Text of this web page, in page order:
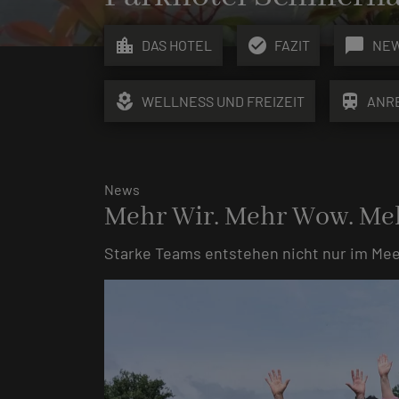
location_city DAS HOTEL check_circle FAZIT chat_bubble
local_florist WELLNESS UND FREIZEIT train
News
Mehr Wir. Mehr Wow.
Starke Teams entstehen nicht nur im